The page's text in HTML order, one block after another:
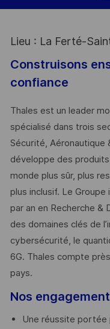
Lieu : La Ferté-
Construisons
confiance
Thales est un leader
spécialisé dans trois
Sécurité, Aéronautique
développe des
monde plus sûr, plus
plus inclusif. Le Groupe
par an en Recherche &
des domaines clés de
cybersécurité, le
6G. Thales compte
pays. ​
Nos
Une réussite portée